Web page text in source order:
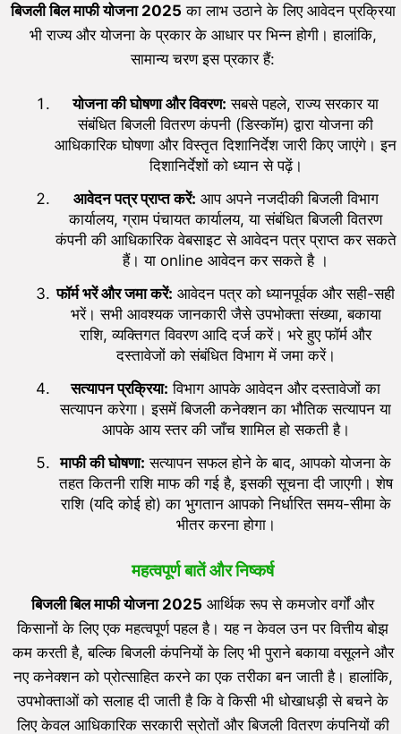
बिजली बिल माफी योजना 2025 का लाभ उठाने के लिए आवेदन प्रक्रिया
भी राज्य और योजना के प्रकार के आधार पर भिन्न होगी। हालांकि,
सामान्य चरण इस प्रकार हैं:
योजना की घोषणा और विवरण: सबसे पहले, राज्य सरकार या
संबंधित बिजली वितरण कंपनी (डिस्कॉम) द्वारा योजना की
आधिकारिक घोषणा और विस्तृत दिशानिर्देश जारी किए जाएंगे। इन
दिशानिर्देशों को ध्यान से पढ़ें।
आवेदन पत्र प्राप्त करें: आप अपने नजदीकी बिजली विभाग
कार्यालय, ग्राम पंचायत कार्यालय, या संबंधित बिजली वितरण
कंपनी की आधिकारिक वेबसाइट से आवेदन पत्र प्राप्त कर सकते
हैं। या online आवेदन कर सकते है ।
फॉर्म भरें और जमा करें: आवेदन पत्र को ध्यानपूर्वक और सही-सही
भरें। सभी आवश्यक जानकारी जैसे उपभोक्ता संख्या, बकाया
राशि, व्यक्तिगत विवरण आदि दर्ज करें। भरे हुए फॉर्म और
दस्तावेजों को संबंधित विभाग में जमा करें।
सत्यापन प्रक्रिया: विभाग आपके आवेदन और दस्तावेजों का
सत्यापन करेगा। इसमें बिजली कनेक्शन का भौतिक सत्यापन या
आपके आय स्तर की जाँच शामिल हो सकती है।
माफी की घोषणा: सत्यापन सफल होने के बाद, आपको योजना के
तहत कितनी राशि माफ की गई है, इसकी सूचना दी जाएगी। शेष
राशि (यदि कोई हो) का भुगतान आपको निर्धारित समय-सीमा के
भीतर करना होगा।
महत्वपूर्ण बातें और निष्कर्ष
बिजली बिल माफी योजना 2025 आर्थिक रूप से कमजोर वर्गों और
किसानों के लिए एक महत्वपूर्ण पहल है। यह न केवल उन पर वित्तीय बोझ
कम करती है, बल्कि बिजली कंपनियों के लिए भी पुराने बकाया वसूलने और
नए कनेक्शन को प्रोत्साहित करने का एक तरीका बन जाती है। हालांकि,
उपभोक्ताओं को सलाह दी जाती है कि वे किसी भी धोखाधड़ी से बचने के
लिए केवल आधिकारिक सरकारी स्रोतों और बिजली वितरण कंपनियों की